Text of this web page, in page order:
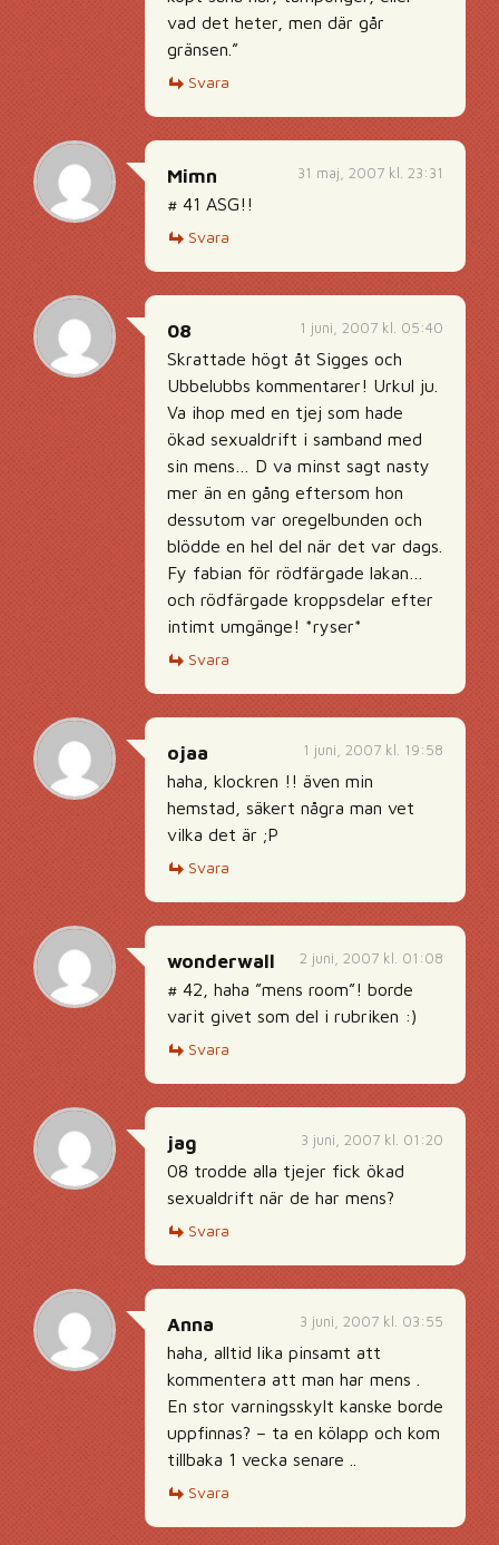
vad det heter, men där går
gränsen.”
Svara
31 maj, 2007 kl. 23:31
Mimn
# 41 ASG!!
Svara
1 juni, 2007 kl. 05:40
08
Skrattade högt åt Sigges och
Ubbelubbs kommentarer! Urkul ju.
Va ihop med en tjej som hade
ökad sexualdrift i samband med
sin mens… D va minst sagt nasty
mer än en gång eftersom hon
dessutom var oregelbunden och
blödde en hel del när det var dags.
Fy fabian för rödfärgade lakan…
och rödfärgade kroppsdelar efter
intimt umgänge! *ryser*
Svara
1 juni, 2007 kl. 19:58
ojaa
haha, klockren !! även min
hemstad, säkert några man vet
vilka det är ;P
Svara
2 juni, 2007 kl. 01:08
wonderwall
# 42, haha ”mens room”! borde
varit givet som del i rubriken :)
Svara
3 juni, 2007 kl. 01:20
jag
08 trodde alla tjejer fick ökad
sexualdrift när de har mens?
Svara
3 juni, 2007 kl. 03:55
Anna
haha, alltid lika pinsamt att
kommentera att man har mens .
En stor varningsskylt kanske borde
uppfinnas? – ta en kölapp och kom
tillbaka 1 vecka senare ..
Svara